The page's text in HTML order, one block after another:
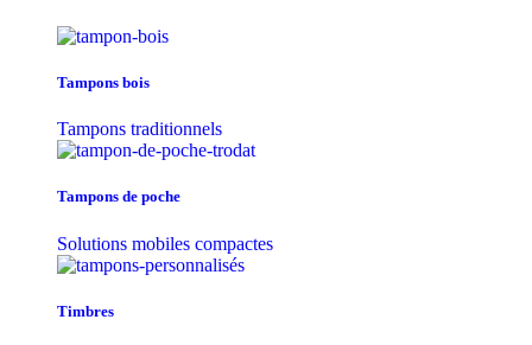
Tampons bois
Tampons traditionnels
Tampons de poche
Solutions mobiles compactes
Timbres